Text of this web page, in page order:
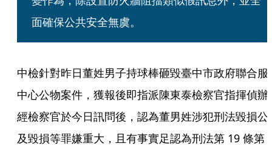
面確保公共安全無虞。
中檢針對昨日董姓男子持球棒砸毀臺中市政府聯合服
中心公物案件，獲報後即指派陳東泰檢察官指揮偵辦
經檢察官於今日訊問後，認為董男姓涉犯刑法毀損公
及毀損等罪嫌重大，且有事實足認為刑法第 19 條第